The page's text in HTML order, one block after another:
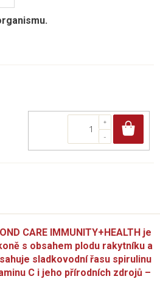
CARE IMMUNITY+HEALTH je
s obsahem plodu rakytníku a
sladkovodní řasu spirulinu
C i jeho přírodních zdrojů –